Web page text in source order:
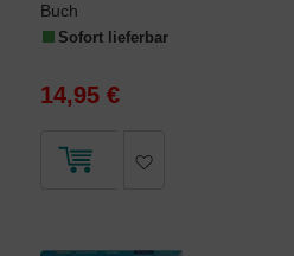
Buch
Sofort lieferbar
14,95 €